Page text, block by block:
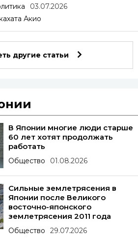
03.07.2026
Акио
другие статьи
В Японии многие люди старше
60 лет хотят продолжать
работать
Общество 01.08.2026
Сильные землетрясения в
Японии после Великого
восточно-японского
землетрясения 2011 года
Общество 29.07.2026